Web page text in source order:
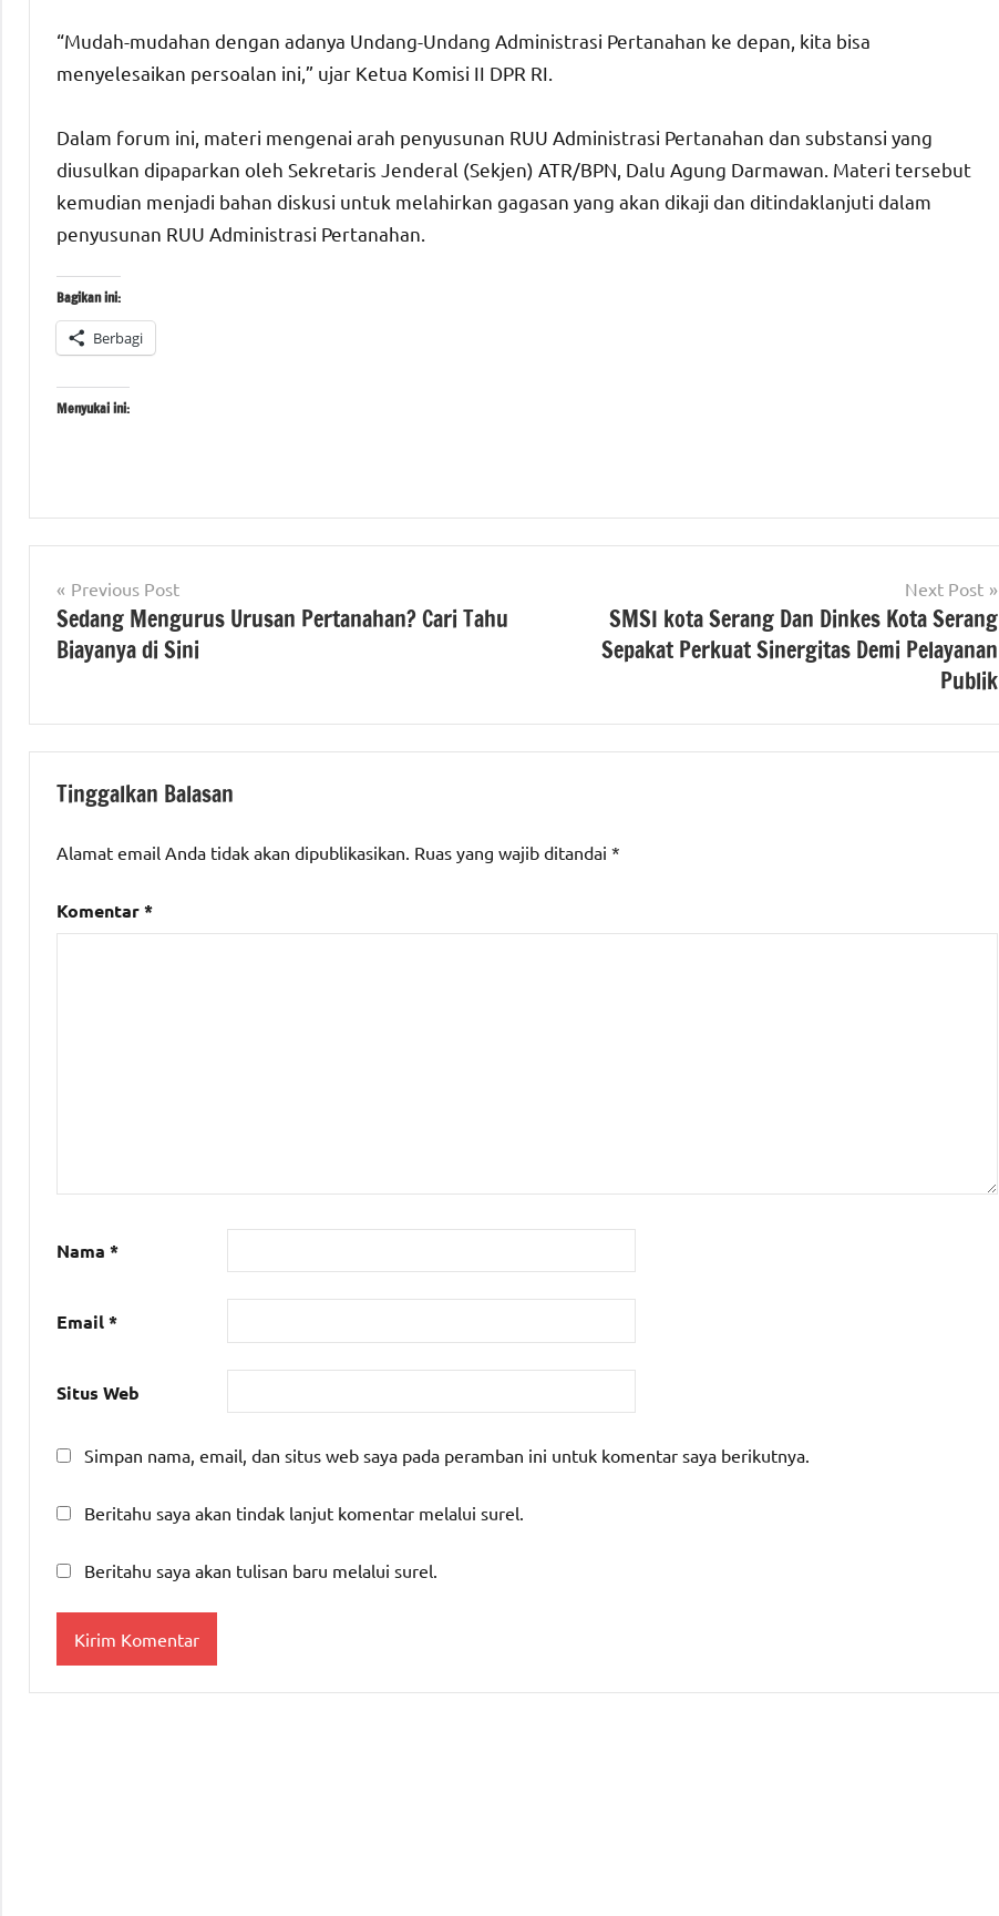
“Mudah-mudahan dengan adanya Undang-Undang Administrasi Pertanahan ke depan, kita bisa
menyelesaikan persoalan ini,” ujar Ketua Komisi II DPR RI.
Dalam forum ini, materi mengenai arah penyusunan RUU Administrasi Pertanahan dan substansi yang
diusulkan dipaparkan oleh Sekretaris Jenderal (Sekjen) ATR/BPN, Dalu Agung Darmawan. Materi tersebut
kemudian menjadi bahan diskusi untuk melahirkan gagasan yang akan dikaji dan ditindaklanjuti dalam
penyusunan RUU Administrasi Pertanahan.
Bagikan ini:
Berbagi
Menyukai ini:
#atrbpnri,
#beritakementrianatrbpnri,
#beritanaaional
#Kementerian
ATR/BPN
#Kementerian
Navigasi
pos
Previous Post
Sedang Mengurus Urusan Pertanahan? Cari Tahu
Biayanya di Sini
Next Post
SMSI kota Serang Dan Dinkes Kota Serang
Sepakat Perkuat Sinergitas Demi Pelayanan
Publik
Tinggalkan Balasan
Alamat email Anda tidak akan dipublikasikan. Ruas yang wajib ditandai *
Komentar*
Nama *
Email*
Situs Web
Simpan nama, email, dan situs web saya pada peramban ini untuk komentar saya berikutnya.
Beritahu saya akan tindak lanjut komentar melalui surel.
Beritahu saya akan tulisan baru melalui surel.